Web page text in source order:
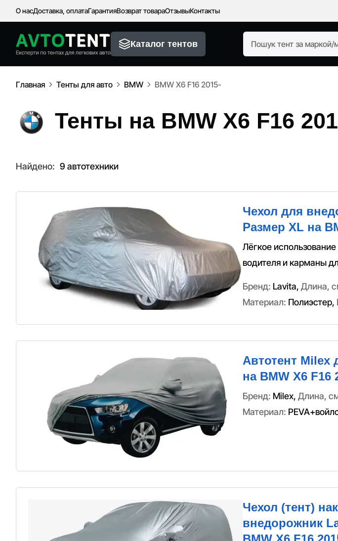
О насДоставка, оплатаГарантияВозврат товараОтзывыКонтакты
Каталог тентов
Главная Тенты для авто BMW BMW X6 F16 2015-
Тенты на BMW X6 F16
Найдено: 9 автотехники
Чехол для
Размер XL на
Лёгкое
водителя и карманы
Бренд: Lavita, Длина,
Материал: Полиэстер,
Автотент Milex
на BMW X6 F16
Бренд: Milex, Длина,
Материал:
Чехол (тент)
внедорожник